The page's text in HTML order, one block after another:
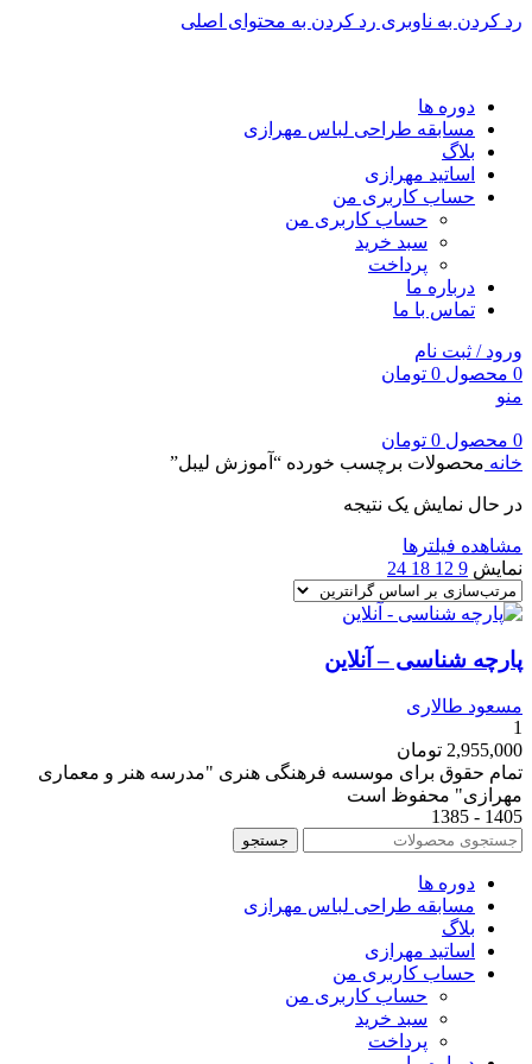
رد کردن به ناوبری رد کردن به محتوای اصلی
دوره ها
مسابقه طراحی لباس مهرازی
بلاگ
اساتید مهرازی
حساب کاربری من
حساب کاربری من
سبد خرید
پرداخت
درباره ما
تماس با ما
ورود / ثبت نام
0 محصول 0 تومان
منو
0 محصول 0 تومان
خانه محصولات برچسب خورده “آموزش لیبل”
در حال نمایش یک نتیجه
مشاهده فیلترها
نمایش 9
12
18
24
پارچه شناسی – آنلاین
مسعود طالاری
1
2,955,000 تومان
تمام حقوق برای موسسه فرهنگی هنری "مدرسه هنر و معماری
مهرازی" محفوظ است
1405 - 1385
جستجو
دوره ها
مسابقه طراحی لباس مهرازی
بلاگ
اساتید مهرازی
حساب کاربری من
حساب کاربری من
سبد خرید
پرداخت